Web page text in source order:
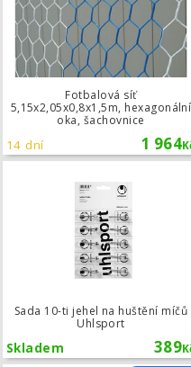
Fotbalová síť
5,15x2,05x0,8x1,5m, hexagonální
oka, šachovnice
1 964
14 dní
Sada 10-ti jehel na huštění míčů
Uhlsport
389
Skladem